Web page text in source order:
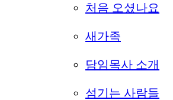
처음 오셨나요
새가족
담임목사 소개
섬기는 사람들